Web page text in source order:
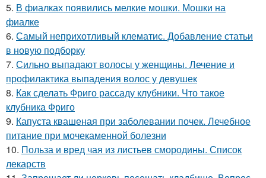
5. В фиалках появились мелкие мошки. Мошки на
фиалке
6. Самый неприхотливый клематис. Добавление статьи
в новую подборку
7. Сильно выпадают волосы у женщины. Лечение и
профилактика выпадения волос у девушек
8. Как сделать Фриго рассаду клубники. Что такое
клубника Фриго
9. Капуста квашеная при заболевании почек. Лечебное
питание при мочекаменной болезни
10. Польза и вред чая из листьев смородины. Список
лекарств